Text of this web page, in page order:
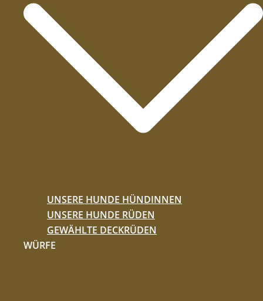
UNSERE HUNDE HÜNDINNEN
UNSERE HUNDE RÜDEN
GEWÄHLTE DECKRÜDEN
WÜRFE